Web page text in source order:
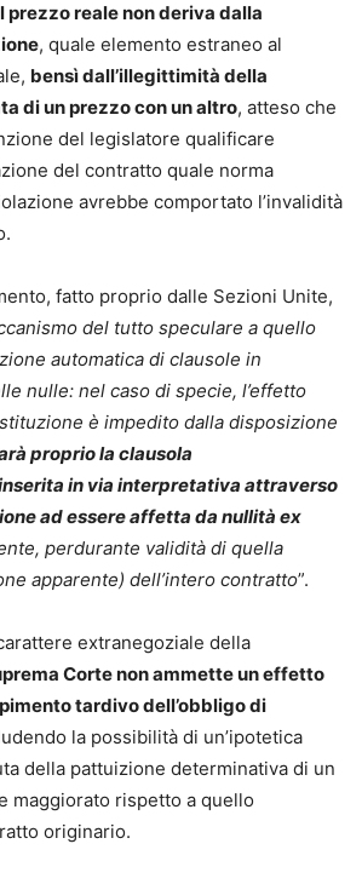
reale non deriva dalla
, quale elemento estraneo al
bensì dall’illegittimità della
di un prezzo con un altro, atteso che
del legislatore qualificare
del contratto quale norma
avrebbe comportato l’invalidità
fatto proprio dalle Sezioni Unite,
del tutto speculare a quello
automatica di clausole in
nulle: nel caso di specie, l’effetto
è impedito dalla disposizione
proprio la clausola
in via interpretativa attraverso
ad essere affetta da nullità ex
perdurante validità di quella
apparente) dell’intero contratto”.
extranegoziale della
Corte non ammette un effetto
tardivo dell’obbligo di
la possibilità di un’ipotetica
della pattuizione determinativa di un
maggiorato rispetto a quello
originario.